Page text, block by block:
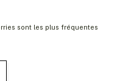
sont les plus fréquentes